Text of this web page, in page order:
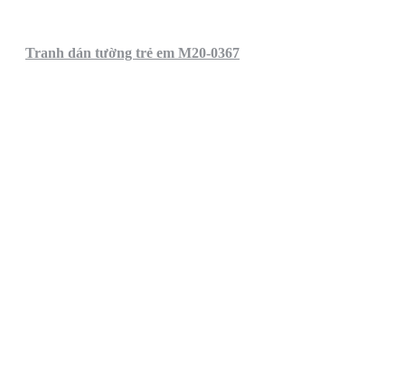
Tranh dán tường trẻ em M20-0367